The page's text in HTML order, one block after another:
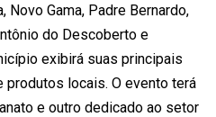
Novo Gama, Padre Bernardo,
do Descoberto e
exibirá suas principais
locais. O evento terá
e outro dedicado ao setor